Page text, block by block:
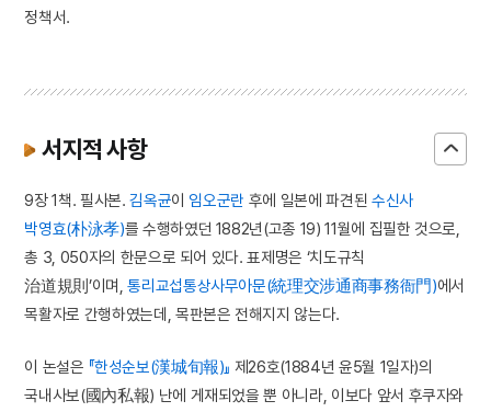
정책서.
서지적 사항
9장 1책. 필사본.김옥균이 임오군란 후에 일본에 파견된 수신사
박영효(朴泳孝)를 수행하였던 1882년(고종 19) 11월에 집필한 것으로,
총 3, 050자의 한문으로 되어 있다. 표제명은 ‘치도규칙
治道規則’이며,통리교섭통상사무아문(統理交涉通商事務衙門)에서
목활자로 간행하였는데, 목판본은 전해지지 않는다.
이 논설은 『한성순보(漢城旬報)』 제26호(1884년 윤5월 1일자)의
국내사보(國內私報) 난에 게재되었을 뿐 아니라, 이보다 앞서 후쿠자와